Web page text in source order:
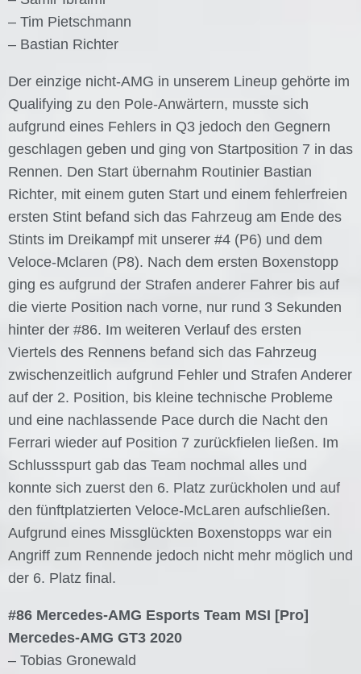
– Tim Pietschmann
– Bastian Richter
Der einzige nicht-AMG in unserem Lineup gehörte im
Qualifying zu den Pole-Anwärtern, musste sich
aufgrund eines Fehlers in Q3 jedoch den Gegnern
geschlagen geben und ging von Startposition 7 in das
Rennen. Den Start übernahm Routinier Bastian
Richter, mit einem guten Start und einem fehlerfreien
ersten Stint befand sich das Fahrzeug am Ende des
Stints im Dreikampf mit unserer #4 (P6) und dem
Veloce-Mclaren (P8). Nach dem ersten Boxenstopp
ging es aufgrund der Strafen anderer Fahrer bis auf
die vierte Position nach vorne, nur rund 3 Sekunden
hinter der #86. Im weiteren Verlauf des ersten
Viertels des Rennens befand sich das Fahrzeug
zwischenzeitlich aufgrund Fehler und Strafen Anderer
auf der 2. Position, bis kleine technische Probleme
und eine nachlassende Pace durch die Nacht den
Ferrari wieder auf Position 7 zurückfielen ließen. Im
Schlussspurt gab das Team nochmal alles und
konnte sich zuerst den 6. Platz zurückholen und auf
den fünftplatzierten Veloce-McLaren aufschließen.
Aufgrund eines Missglückten Boxenstopps war ein
Angriff zum Rennende jedoch nicht mehr möglich und
der 6. Platz final.
#86 Mercedes-AMG Esports Team MSI [Pro]
Mercedes-AMG GT3 2020
– Tobias Gronewald